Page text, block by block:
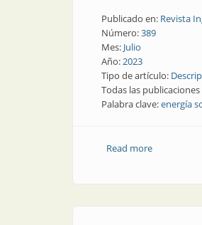
Publicado en: Revista
Número:389
Mes: Julio
Año:2023
Tipo de artículo:
Todas las publicaciones
Palabra clave:energía
Read moreabout